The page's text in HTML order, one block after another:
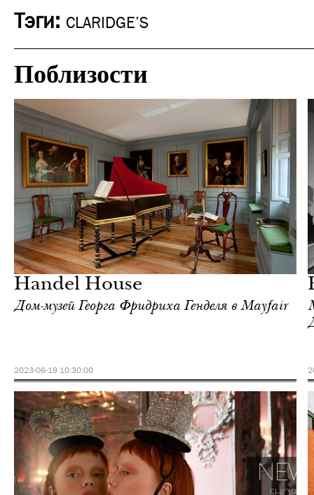
Тэги: CLARIDGE’S
Поблизости
Handel House
Дом-музей Георга Фридриха Генделя в Mayfair
2023-06-19 10:30:00